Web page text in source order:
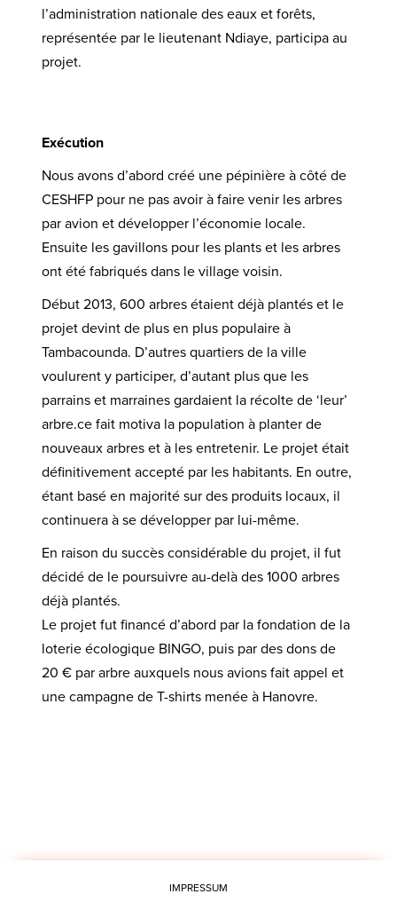
l’administration nationale des eaux et forêts,
représentée par le lieutenant Ndiaye, participa au
projet.
Exécution
Nous avons d’abord créé une pépinière à côté de
CESHFP pour ne pas avoir à faire venir les arbres
par avion et développer l’économie locale.
Ensuite les gavillons pour les plants et les arbres
ont été fabriqués dans le village voisin.
Début 2013, 600 arbres étaient déjà plantés et le
projet devint de plus en plus populaire à
Tambacounda. D’autres quartiers de la ville
voulurent y participer, d’autant plus que les
parrains et marraines gardaient la récolte de ‘leur’
arbre.ce fait motiva la population à planter de
nouveaux arbres et à les entretenir. Le projet était
définitivement accepté par les habitants. En outre,
étant basé en majorité sur des produits locaux, il
continuera à se développer par lui-même.
En raison du succès considérable du projet, il fut
décidé de le poursuivre au-delà des 1000 arbres
déjà plantés.
Le projet fut financé d’abord par la fondation de la
loterie écologique BINGO, puis par des dons de
20 € par arbre auxquels nous avions fait appel et
une campagne de T-shirts menée à Hanovre.
IMPRESSUM